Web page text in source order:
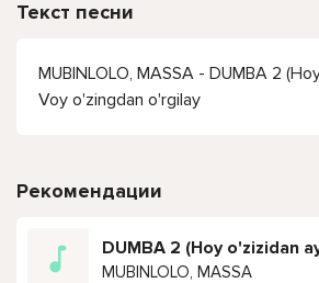
Текст песни
MUBINLOLO, MASSA - DUMBA 2
Voy o'zingdan o'rgilay
Рекомендации
MUBINLOLO, MASSA